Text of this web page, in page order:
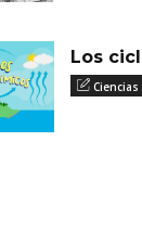
Los
Ciencias